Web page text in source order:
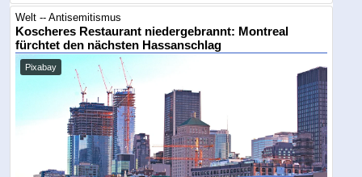
Welt -- Antisemitismus
Koscheres Restaurant niedergebrannt: Montreal
fürchtet den nächsten Hassanschlag
Pixabay